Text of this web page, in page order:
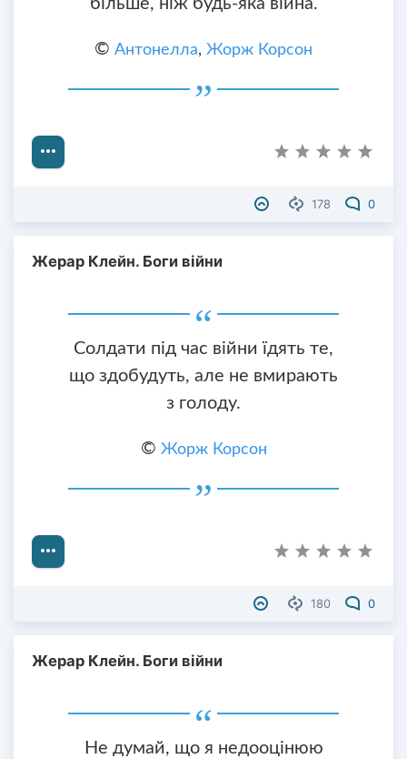
© Антонелла, Жорж Корсон
178 0
Жерар Клейн. Боги війни
Солдати під час війни їдять те,
що здобудуть, але не вмирають
з голоду.
© Жорж Корсон
180 0
Жерар Клейн. Боги війни
Не думай, що я недооцінюю